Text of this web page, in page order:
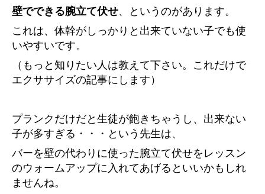
壁でできる腕立て伏せ、というのがあります。
これは、体幹がしっかりと出来ていない子でも使
いやすいです。
（もっと知りたい人は教えて下さい。これだけで
エクササイズの記事にします）
プランクだけだと生徒が飽きちゃうし、出来ない
子が多すぎる・・・という先生は、
バーを壁の代わりに使った腕立て伏せをレッスン
のウォームアップに入れてあげるといいかもしれ
ませんね。